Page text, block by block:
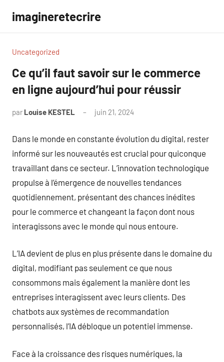
contenu
imagineretecrire
Uncategorized
Ce qu’il faut savoir sur le commerce
en ligne aujourd’hui pour réussir
par Louise KESTEL juin 21, 2024
Dans le monde en constante évolution du digital, rester
informé sur les nouveautés est crucial pour quiconque
travaillant dans ce secteur. L’innovation technologique
propulse à l’émergence de nouvelles tendances
quotidiennement, présentant des chances inédites
pour le commerce et changeant la façon dont nous
interagissons avec le monde qui nous entoure.
L’IA devient de plus en plus présente dans le domaine du
digital, modifiant pas seulement ce que nous
consommons mais également la manière dont les
entreprises interagissent avec leurs clients. Des
chatbots aux systèmes de recommandation
personnalisés, l’IA débloque un potentiel immense.
Face à la croissance des risques numériques, la